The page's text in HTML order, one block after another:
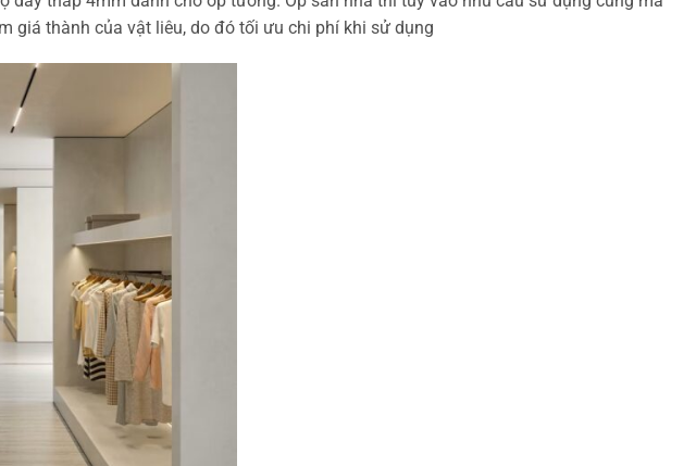
giá thành của vật liêu, do đó tối ưu chi phí khi sử dụng